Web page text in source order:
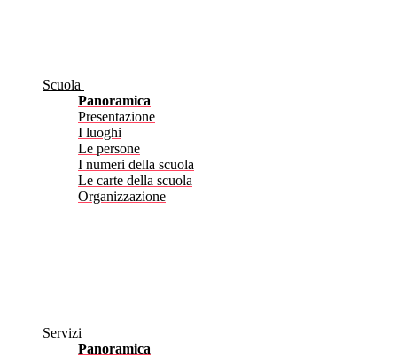
Scuola
Panoramica
Presentazione
I luoghi
Le persone
I numeri della scuola
Le carte della scuola
Organizzazione
Servizi
Panoramica